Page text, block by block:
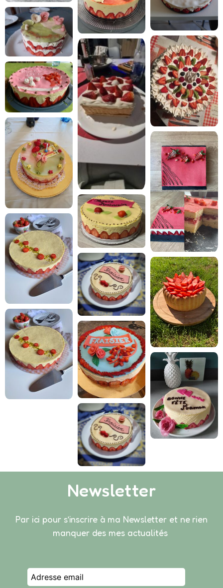
Newsletter
Par ici pour s’inscrire à ma Newsletter et ne rien
manquer des mes actualités